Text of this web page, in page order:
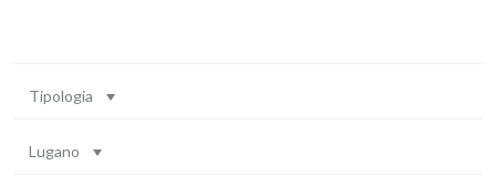
Tipologia
Lugano